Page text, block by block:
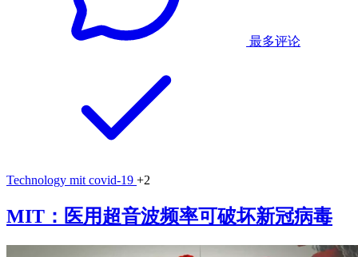
最多评论
Technology mit covid-19 +2
MIT：医用超音波频率可破坏新冠病毒